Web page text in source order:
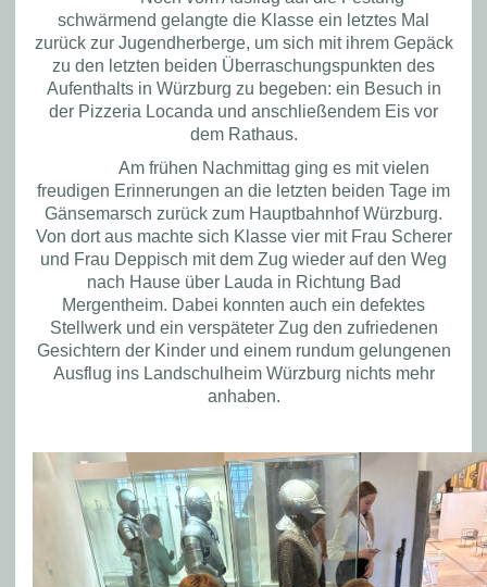
schwärmend gelangte die Klasse ein letztes Mal
zurück zur Jugendherberge, um sich mit ihrem Gepäck
zu den letzten beiden Überraschungspunkten des
Aufenthalts in Würzburg zu begeben: ein Besuch in
der Pizzeria Locanda und anschließendem Eis vor
dem Rathaus.
Am frühen Nachmittag ging es mit vielen
freudigen Erinnerungen an die letzten beiden Tage im
Gänsemarsch zurück zum Hauptbahnhof Würzburg.
Von dort aus machte sich Klasse vier mit Frau Scherer
und Frau Deppisch mit dem Zug wieder auf den Weg
nach Hause über Lauda in Richtung Bad
Mergentheim. Dabei konnten auch ein defektes
Stellwerk und ein verspäteter Zug den zufriedenen
Gesichtern der Kinder und einem rundum gelungenen
Ausflug ins Landschulheim Würzburg nichtsmehr
anhaben.